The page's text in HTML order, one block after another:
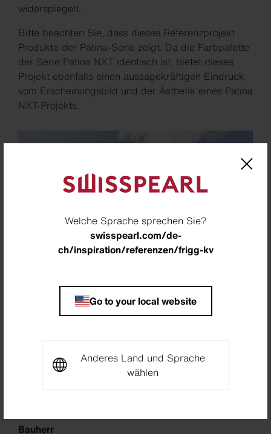
Welche Sprache sprechen Sie?
swisspearl.com/de-
ch/inspiration/referenzen/frigg-kv
Go to your local website
Anderes Land und Sprache
wählen
widerspiegelt.
Bitte beachten Sie, dass dieses Referenzprojekt
Produkte der Patina-Serie zeigt. Da die Farbpalette
der Serie Patina NXT identisch ist, bietet dieses
Projekt ebenfalls einen aussagekräftigen Eindruck
vom Erscheinungsbild und der Ästhetik eines Patina
NXT-Projekts.
Architekt
Bauherr